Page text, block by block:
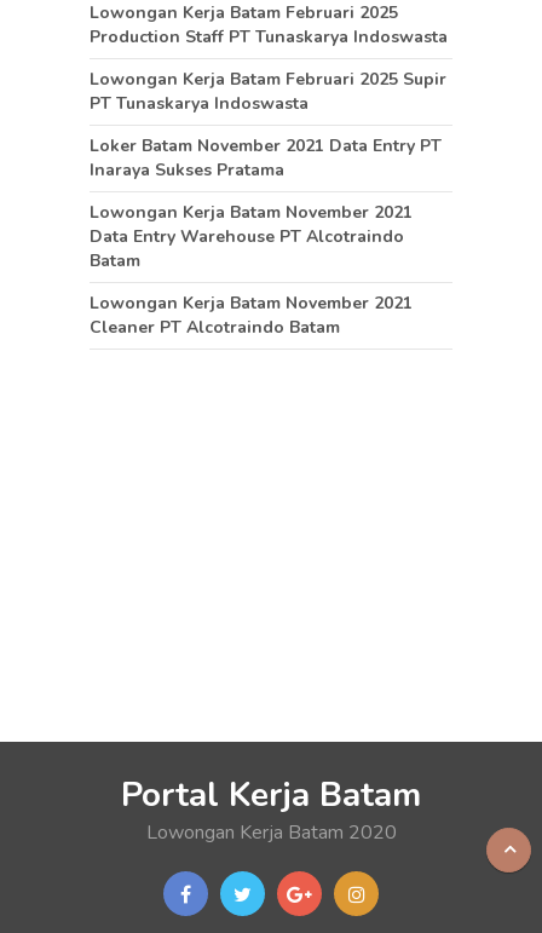
Lowongan Kerja Batam Februari 2025
Production Staff PT Tunaskarya Indoswasta
Lowongan Kerja Batam Februari 2025 Supir
PT Tunaskarya Indoswasta
Loker Batam November 2021 Data Entry PT
Inaraya Sukses Pratama
Lowongan Kerja Batam November 2021
Data Entry Warehouse PT Alcotraindo
Batam
Lowongan Kerja Batam November 2021
Cleaner PT Alcotraindo Batam
Portal Kerja Batam
Lowongan Kerja Batam 2020